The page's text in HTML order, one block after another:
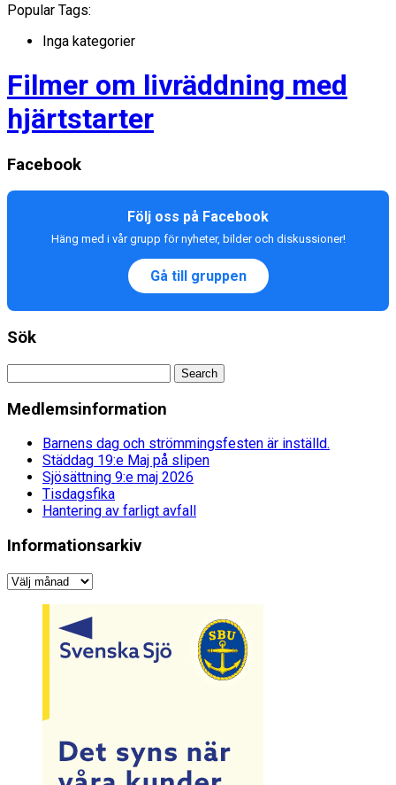
Popular Tags:
Inga kategorier
Filmer om livräddning med
hjärtstarter
Facebook
Följ oss på Facebook
Häng med i vår grupp för nyheter, bilder och diskussioner!
Gå till gruppen
Sök
Medlemsinformation
Barnens dag och strömmingsfesten är inställd.
Städdag 19:e Maj på slipen
Sjösättning 9:e maj 2026
Tisdagsfika
Hantering av farligt avfall
Informationsarkiv
Informationsarkiv